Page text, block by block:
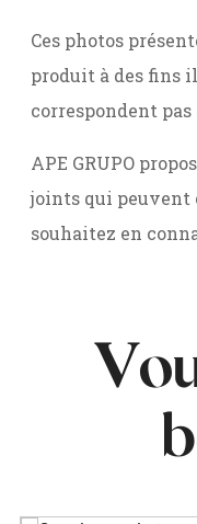
Ces photos
produit à des fins
correspondent
APE GRUPO
joints qui peuvent
souhaitez en